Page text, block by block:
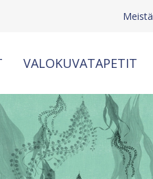
Meistä
VALOKUVATAPETIT